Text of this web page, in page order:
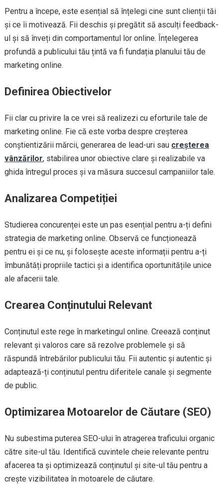
Pentru a începe, este esențial să înțelegi cine sunt clienții tăi
și ce îi motivează. Fii deschis și pregătit să asculți feedback-
ul și să înveți din comportamentul lor online. Înțelegerea
profundă a publicului tău țintă va fi fundația planului tău de
marketing online.
Definirea Obiectivelor
Fii clar cu privire la ce vrei să realizezi cu eforturile tale de
marketing online. Fie că este vorba despre creșterea
conștientizării mărcii, generarea de lead-uri sau creșterea
vânzărilor, stabilirea unor obiective clare și realizabile va
ghida întregul proces și va măsura succesul campaniilor tale.
Analizarea Competiției
Studierea concurenței este un pas esențial pentru a-ți defini
strategia de marketing online. Observă ce funcționează
pentru ei și ce nu, și folosește aceste informații pentru a-ți
îmbunătăți propriile tactici și a identifica oportunitățile unice
ale afacerii tale.
Crearea Conținutului Relevant
Conținutul este rege în marketingul online. Creează conținut
relevant și valoros care să rezolve problemele și să
răspundă întrebărilor publicului tău. Fii autentic și autentic și
adaptează-ți conținutul pentru diferitele canale și segmente
de public.
Optimizarea Motoarelor de Căutare (SEO)
Nu subestima puterea SEO-ului în atragerea traficului organic
către site-ul tău. Identifică cuvintele cheie relevante pentru
afacerea ta și optimizează conținutul și site-ul tău pentru a
crește vizibilitatea în motoarele de căutare.